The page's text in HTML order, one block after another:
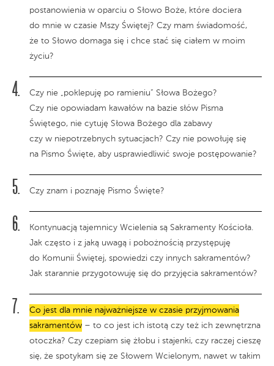
postanowienia w oparciu o Słowo Boże, które dociera
do mnie w czasie Mszy Świętej? Czy mam świadomość,
że to Słowo domaga się i chce stać się ciałem w moim
życiu?
Czy nie „poklepuję po ramieniu” Słowa Bożego?
Czy nie opowiadam kawałów na bazie słów Pisma
Świętego, nie cytuję Słowa Bożego dla zabawy
czy w niepotrzebnych sytuacjach? Czy nie powołuję się
na Pismo Święte, aby usprawiedliwić swoje postępowanie?
Czy znam i poznaję Pismo Święte?
Kontynuacją tajemnicy Wcielenia są Sakramenty Kościoła.
Jak często i z jaką uwagą i pobożnością przystępuję
do Komunii Świętej, spowiedzi czy innych sakramentów?
Jak starannie przygotowuję się do przyjęcia sakramentów?
Co jest dla mnie najważniejsze w czasie przyjmowania
sakramentów – to co jest ich istotą czy też ich zewnętrzna
otoczka? Czy czepiam się żłobu i stajenki, czy raczej cieszę
się, że spotykam się ze Słowem Wcielonym, nawet w takim